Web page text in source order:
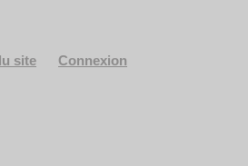
site Connexion